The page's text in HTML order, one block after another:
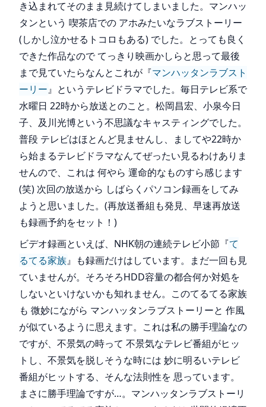
き込まれてそのまま見続けてしまいました。マンハッ
タンという 喫茶店での アホみたいなラブストーリー
(しかし泣かせるトコロもある) でした。とっても良く
できた作品なので てっきり映画かしらと思って最後
まで見ていたらなんとこれが『マンハッタンラブスト
ーリー』というテレビドラマでした。毎日テレビ系で
水曜日 22時から放送とのこと。松岡昌宏、小泉今日
子、及川光博という不思議なキャスティングでした。
普段 テレビはほとんど見ませんし、ましてや22時か
ら始まるテレビドラマなんてぜったい見るわけありま
せんので、これは 何やら 運命的なものすら感じます
(笑) 次回の放送から しばらくパソコン録画をしてみ
ようと思いました。(再放送番組も発見、早速再放送
も録画予約をセット！)
ビデオ録画といえば、NHK朝の連続テレビ小節『て
るてる家族』も録画だけはしています。まだ一回も見
ていませんが。そろそろHDD容量の都合何か対処を
しないといけないかも知れません。このてるてる家族
も 微妙にながら マンハッタンラブストーリーと 作風
が似ているように思えます。これは私の勝手理論なの
ですが、不景気の時って 不景気なテレビ番組がヒッ
トし、不景気を脱しそうな時には 妙に明るいテレビ
番組がヒットする、そんな法則性を 思っています。
まさに勝手理論ですが…。マンハッタンラブストーリ